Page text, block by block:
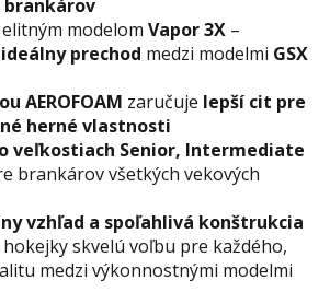
brankárov
modelom Vapor 3X –
ideálny prechod medzi modelmi GSX
AEROFOAM zaručuje lepší cit pre
herné vlastnosti
veľkostiach Senior, Intermediate
brankárov všetkých vekových
vzhľad a spoľahlivá konštrukcia
skvelú voľbu pre každého,
medzi výkonnostnými modelmi